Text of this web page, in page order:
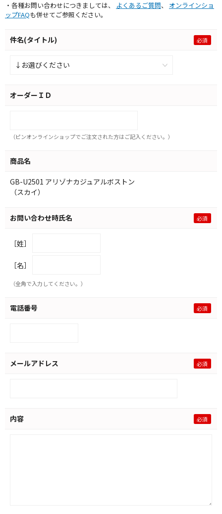
・各種お問い合わせにつきましては、
よくあるご質問、 オンラインショ
ップFAQも併せてご参照ください。
件名(タイトル)
オーダーＩＤ
（ピンオンラインショップでご注文された方はご記入ください。）
商品名
GB-U2501 アリゾナカジュアルボストン
（スカイ）
お問い合わせ時氏名
［姓］
［名］
（全角で入力してください。）
電話番号
メールアドレス
内容